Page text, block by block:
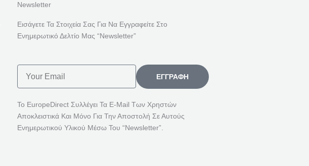
Η
Ι
Α
Newsletter
Εισάγετε Τα Στοιχεία Σας Για Να Εγγραφείτε Στο
Ενημερωτικό Δελτίο Μας “Newsletter”
ΕΓΓΡΑΦΉ
Το EuropeDirect Συλλέγει Τα E-Mail Των Χρηστών
Αποκλειστικά Και Μόνο Για Την Αποστολή Σε Αυτούς
Ενημερωτικού Υλικού Μέσω Του “Newsletter”.